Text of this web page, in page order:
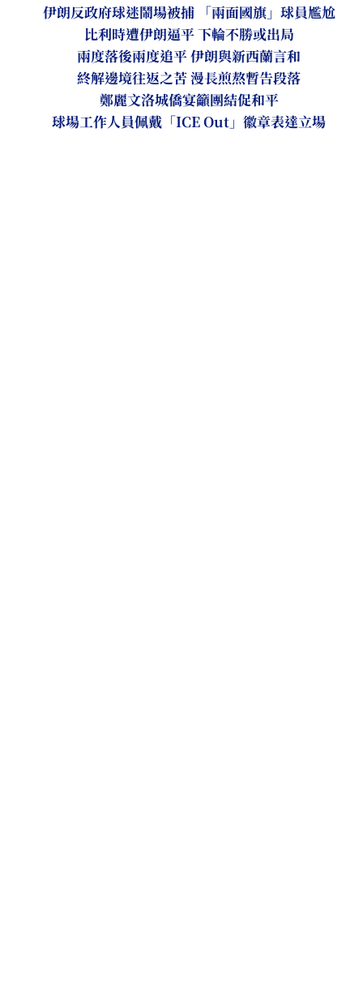
伊朗反政府球迷鬧場被捕 「兩面國旗」球員尷尬
比利時遭伊朗逼平 下輪不勝或出局
兩度落後兩度追平 伊朗與新西蘭言和
終解邊境往返之苦 漫長煎熬暫告段落
鄭麗文洛城僑宴籲團結促和平
球場工作人員佩戴「ICE Out」徽章表達立場